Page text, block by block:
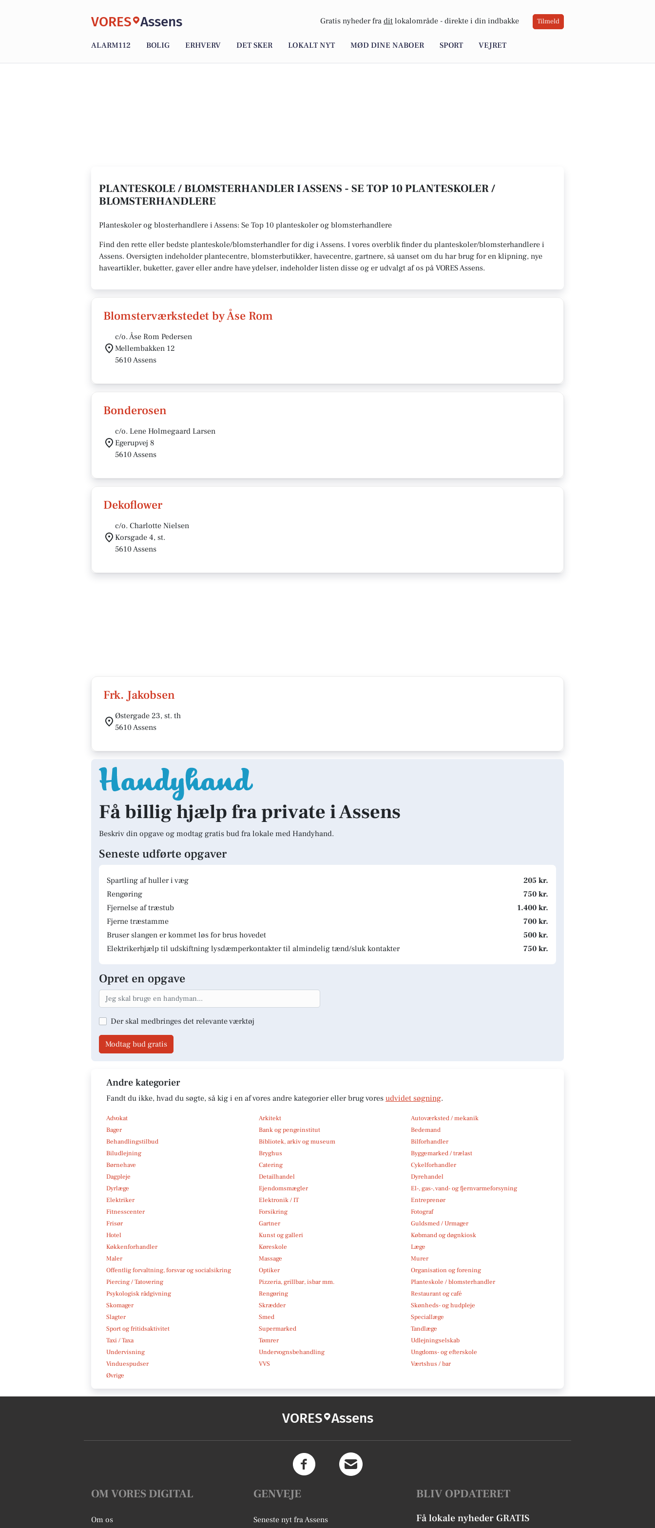
VORES Assens Gratis nyheder fra dit lokalområde - direkte i din indbakke Tilmeld
ALARM112 BOLIG ERHVERV DET SKER LOKALT NYT MØD DINE NABOER SPORT VEJRET
PLANTESKOLE / BLOMSTERHANDLER I ASSENS - SE TOP 10 PLANTESKOLER /
BLOMSTERHANDLERE
Planteskoler og blosterhandlere i Assens: Se Top 10 planteskoler og blomsterhandlere
Find den rette eller bedste planteskole/blomsterhandler for dig i Assens. I vores overblik finder du planteskoler/blomsterhandlere i
Assens. Oversigten indeholder plantecentre, blomsterbutikker, havecentre, gartnere, så uanset om du har brug for en klipning, nye
haveartikler, buketter, gaver eller andre have ydelser, indeholder listen disse og er udvalgt af os på VORES Assens.
Blomsterværkstedet by Åse Rom
c/o. Åse Rom Pedersen
Mellembakken 12
5610 Assens
Bonderosen
c/o. Lene Holmegaard Larsen
Egerupvej 8
5610 Assens
Dekoflower
c/o. Charlotte Nielsen
Korsgade 4, st.
5610 Assens
Frk. Jakobsen
Østergade 23, st. th
5610 Assens
Få billig hjælp fra private i Assens
Beskriv din opgave og modtag gratis bud fra lokale med Handyhand.
Seneste udførte opgaver
Spartling af huller i væg
205 kr.
Rengøring
750 kr.
Fjernelse af træstub
1.400 kr.
Fjerne træstamme
700 kr.
Bruser slangen er kommet løs for brus hovedet
500 kr.
Elektrikerhjælp til udskiftning lysdæmperkontakter til almindelig tænd/sluk kontakter
750 kr.
Opret en opgave
Der skal medbringes det relevante værktøj
Modtag bud gratis
Andre kategorier
Fandt du ikke, hvad du søgte, så kig i en af vores andre kategorier eller brug vores udvidet søgning.
Advokat Arkitekt
Autoværksted / mekanik
Bager
Bank og pengeinstitut
Bedemand
Behandlingstilbud
Bibliotek, arkiv og museum
Bilforhandler
Biludlejning
Bryghus
Byggemarked / trælast
Børnehave
Catering
Cykelforhandler
Dagpleje
Detailhandel
Dyrehandel
Dyrlæge
Ejendomsmægler
El-, gas-, vand- og fjernvarmeforsyning
Elektriker
Elektronik / IT
Entreprenør
Fitnesscenter
Forsikring
Fotograf
Frisør
Gartner
Guldsmed / Urmager
Hotel
Kunst og galleri
Købmand og døgnkiosk
Køkkenforhandler
Køreskole
Læge
Maler
Massage
Murer
Offentlig forvaltning, forsvar og socialsikring
Optiker
Organisation og forening
Piercing / Tatovering
Pizzeria, grillbar, isbar mm.
Planteskole / blomsterhandler
Psykologisk rådgivning
Rengøring
Restaurant og café
Skomager
Skrædder
Skønheds- og hudpleje
Slagter
Smed
Speciallæge
Sport og fritidsaktivitet
Supermarked
Tandlæge
Taxi / Taxa
Tømrer
Udlejningselskab
Undervisning
Undervognsbehandling
Ungdoms- og efterskole
Vinduespudser
VVS
Værtshus / bar
Øvrige
VORES Assens
OM VORES DIGITAL
Om os
GENVEJE
Seneste nyt fra Assens
BLIV OPDATERET
Få lokale nyheder GRATIS